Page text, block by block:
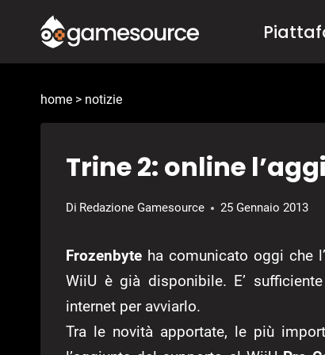
contenuto
home > notizie
Trine 2: online
Di Redazione Gamesource 25 Gennaio 2013
Frozenbyte ha comunicato oggi che
WiiU è già disponibile. E’
internet per avviarlo.
Tra le novità apportate, le più